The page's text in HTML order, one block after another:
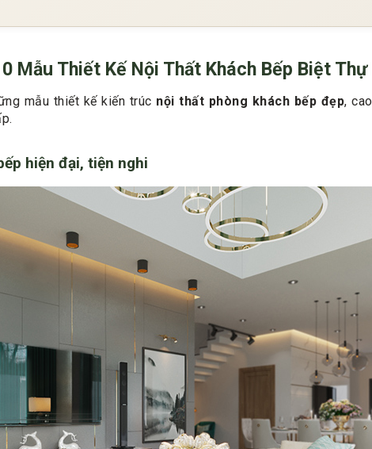
Mẫu Thiết Kế Nội Thất Khách Bếp Biệt
mẫu thiết kế kiến trúc nội thất phòng khách bếp đẹp,
hiện đại, tiện nghi